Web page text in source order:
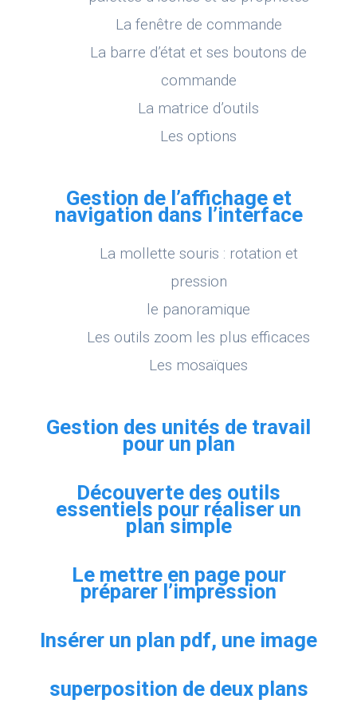
La fenêtre de commande
La barre d’état et ses boutons de
commande
La matrice d’outils
Les options
Gestion de l’affichage et
navigation dans l’interface
La mollette souris : rotation et
pression
le panoramique
Les outils zoom les plus efficaces
Les mosaïques
Gestion des unités de travail
pour un plan
Découverte des outils
essentiels pour réaliser un
plan simple
Le mettre en page pour
préparer l’impression
Insérer un plan pdf, une image
superposition de deux plans